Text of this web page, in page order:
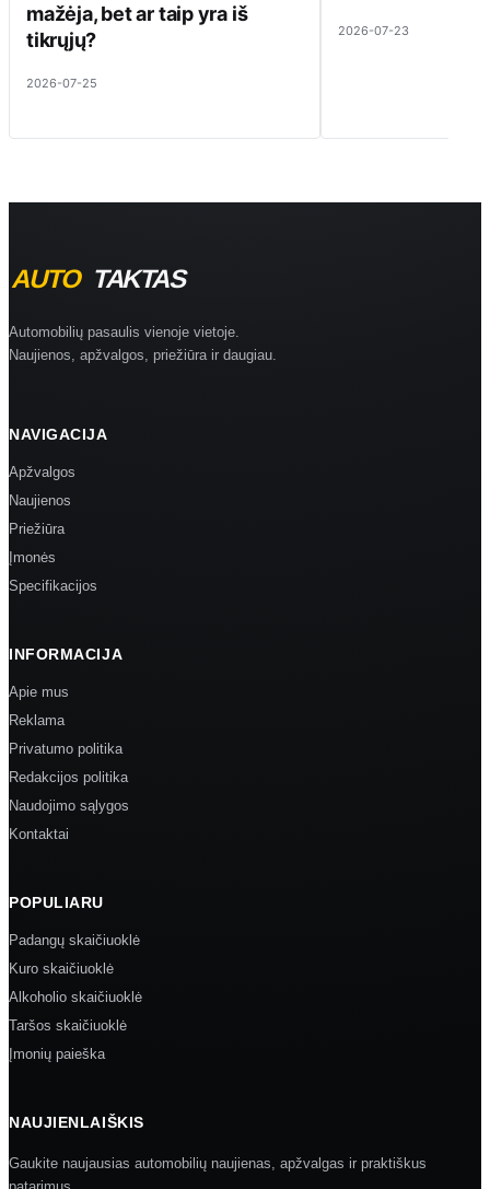
mažėja, bet ar taip yra iš
tikrųjų?
2026-07-25
2026-07-23
Automobilių pasaulis vienoje vietoje.
Naujienos, apžvalgos, priežiūra ir daugiau.
NAVIGACIJA
Apžvalgos
Naujienos
Priežiūra
Įmonės
Specifikacijos
INFORMACIJA
Apie mus
Reklama
Privatumo politika
Redakcijos politika
Naudojimo sąlygos
Kontaktai
POPULIARU
Padangų skaičiuoklė
Kuro skaičiuoklė
Alkoholio skaičiuoklė
Taršos skaičiuoklė
Įmonių paieška
NAUJIENLAIŠKIS
Gaukite naujausias automobilių naujienas, apžvalgas ir praktiškus